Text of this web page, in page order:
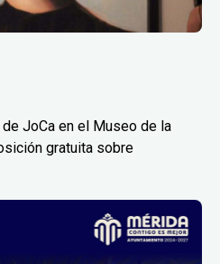
JoCa en el Museo de la
gratuita sobre